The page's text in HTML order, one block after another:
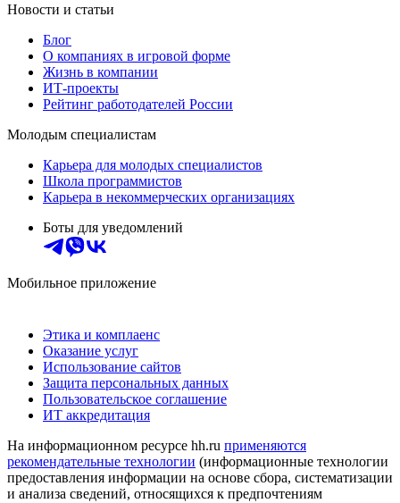
Новости и статьи
Блог
О компаниях в игровой форме
Жизнь в компании
ИТ-проекты
Рейтинг работодателей России
Молодым специалистам
Карьера для молодых специалистов
Школа программистов
Карьера в некоммерческих организациях
Боты для уведомлений
Мобильное приложение
Этика и комплаенс
Оказание услуг
Использование сайтов
Защита персональных данных
Пользовательское соглашение
ИТ аккредитация
На информационном ресурсе hh.ru применяются
рекомендательные технологии (информационные технологии
предоставления информации на основе сбора, систематизации
и анализа сведений, относящихся к предпочтениям